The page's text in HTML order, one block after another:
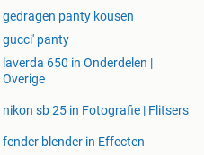
gedragen panty kousen
gucci' panty
laverda 650 in Onderdelen |
Overige
nikon sb 25 in Fotografie | Flitsers
fender blender in Effecten